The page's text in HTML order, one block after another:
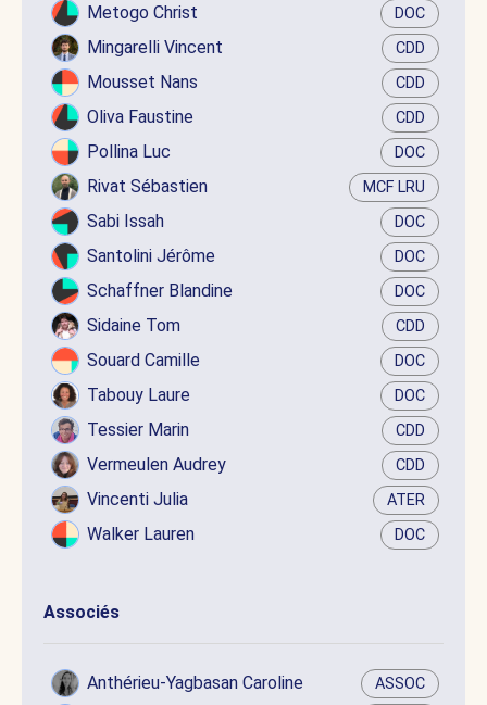
Metogo Christ DOC
Mingarelli Vincent CDD
Mousset Nans CDD
Oliva Faustine CDD
Pollina Luc DOC
Rivat Sébastien MCF LRU
Sabi Issah DOC
Santolini Jérôme DOC
Schaffner Blandine DOC
Sidaine Tom CDD
Souard Camille DOC
Tabouy Laure DOC
Tessier Marin CDD
Vermeulen Audrey CDD
Vincenti Julia ATER
Walker Lauren DOC
Associés
Anthérieu-Yagbasan Caroline ASSOC